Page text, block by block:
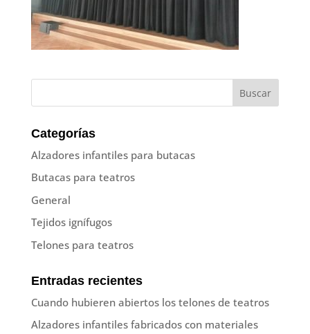
Categorías
Alzadores infantiles para butacas
Butacas para teatros
General
Tejidos ignífugos
Telones para teatros
Entradas recientes
Cuando hubieren abiertos los telones de teatros
Alzadores infantiles fabricados con materiales